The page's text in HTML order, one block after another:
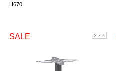
H670
SALE クレス